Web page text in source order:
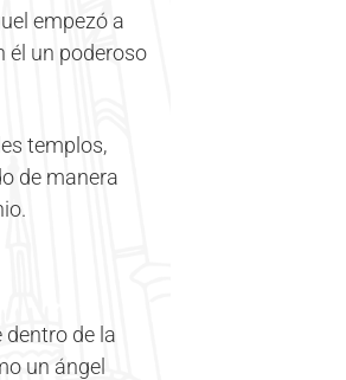
empezó a
él un poderoso
templos,
de manera
de la
un ángel